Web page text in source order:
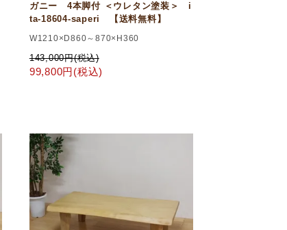
ガニー 4本脚付 ＜ウレタン塗装＞ i
ta-18604-saperi 【送料無料】
W1210×D860～870×H360
143,000円(税込)
99,800円(税込)